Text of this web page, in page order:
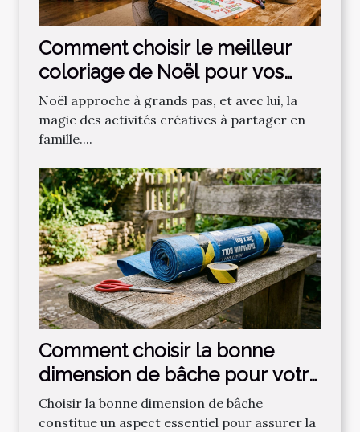
Comment choisir le meilleur
coloriage de Noël pour vos
enfants ?
Noël approche à grands pas, et avec lui, la
magie des activités créatives à partager en
famille....
Comment choisir la bonne
dimension de bâche pour votre
projet ?
Choisir la bonne dimension de bâche
constitue un aspect essentiel pour assurer la